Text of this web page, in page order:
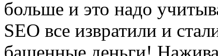
больше и это надо
SEO все извратили и
башенные деньги!